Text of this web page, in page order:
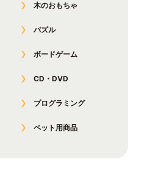
木のおもちゃ
パズル
ボードゲーム
CD・DVD
プログラミング
ペット用商品